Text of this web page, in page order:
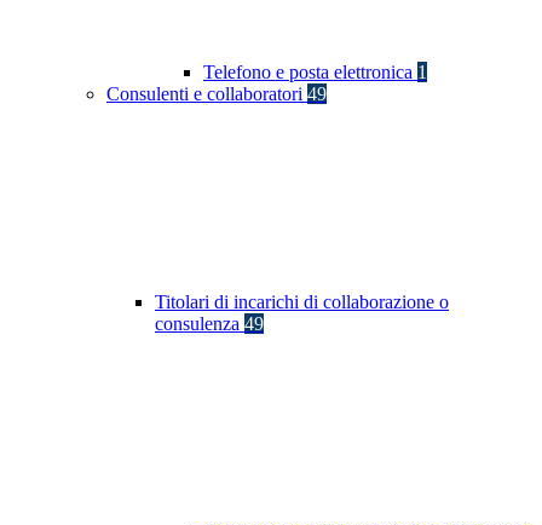
Telefono e posta elettronica 1
Consulenti e collaboratori 49
Titolari di incarichi di collaborazione o
consulenza 49